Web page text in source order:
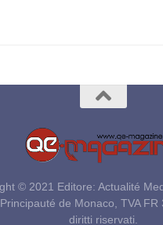
© 2021 Editore: Actualité
de Monaco, TVA
diritti riservati.